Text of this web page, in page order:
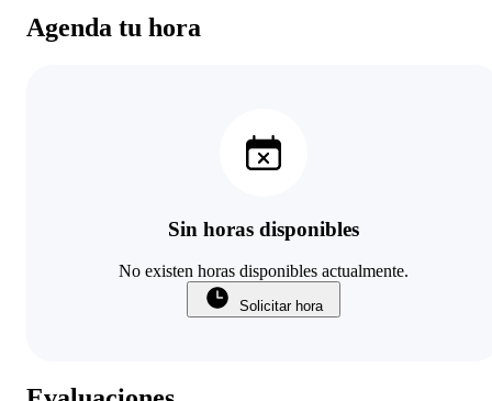
Agenda tu hora
Sin horas disponibles
No existen horas disponibles actualmente.
Solicitar hora